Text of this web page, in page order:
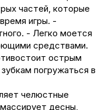
частей, которые
игры. -
- Легко моется
средствами.
острым
погружаться в
челюстные
десны,